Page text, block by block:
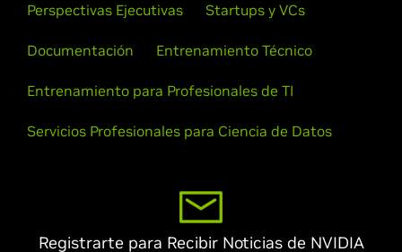
Perspectivas Ejecutivas Startups y VCs
Documentación Entrenamiento Técnico
Entrenamiento para Profesionales de TI
Servicios Profesionales para Ciencia de Datos
Registrarte para Recibir Noticias de NVIDIA